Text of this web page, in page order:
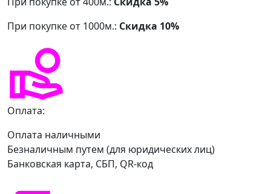
При покупке от 1000м.: Скидка 10%
Оплата:
Оплата наличными
Безналичным путем (для юридических лиц)
Банковская карта, СБП, QR-код